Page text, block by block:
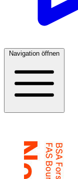
Navigation öffnen